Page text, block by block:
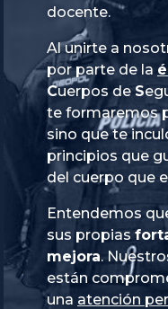
docente.
Al unirte a
por parte de la
Cuerpos de
te formaremos
sino que te
principios que
del cuerpo que
Entendemos
sus propias
mejora.
están
una atención